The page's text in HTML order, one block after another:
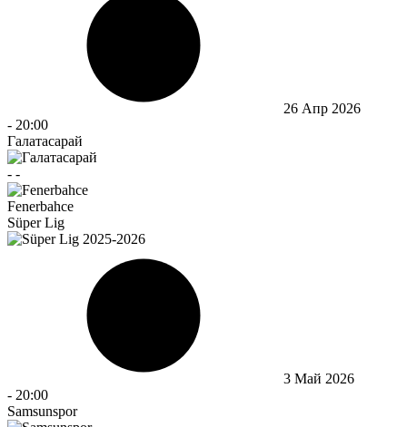
26 Апр 2026
- 20:00
Галатасарай
- -
Fenerbahce
Süper Lig
3 Май 2026
- 20:00
Samsunspor